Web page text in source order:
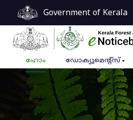
Government of Kerala
ഹോം ഡോക്യുമെൻ്റ്സ്